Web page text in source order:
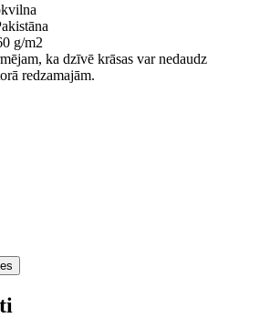
g/m2
ka dzīvē krāsas var nedaudz
redzamajām.